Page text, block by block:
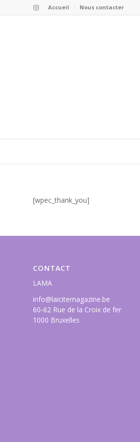
Accueil Nous contacter
[wpec_thank_you]
CONTACT
LAMA
info@laicitemagazine.be
60-62 Rue de la Croix de fer
1000 Bruxelles